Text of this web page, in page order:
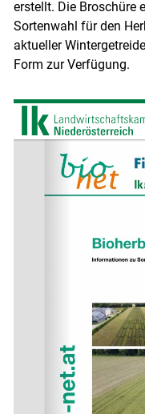
erstellt. Die Broschüre
Sortenwahl für den
aktueller
Form zur Verfügung.